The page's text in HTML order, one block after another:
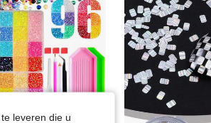
leveren die u